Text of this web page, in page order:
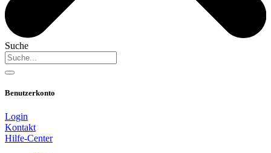
Suche
Benutzerkonto
Login
Kontakt
Hilfe-Center